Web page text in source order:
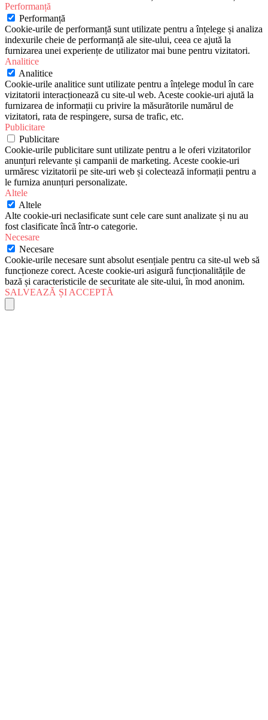
Performanță
Performanță
Cookie-urile de performanță sunt utilizate pentru a înțelege și analiza
indexurile cheie de performanță ale site-ului, ceea ce ajută la
furnizarea unei experiențe de utilizator mai bune pentru vizitatori.
Analitice
Analitice
Cookie-urile analitice sunt utilizate pentru a înțelege modul în care
vizitatorii interacționează cu site-ul web. Aceste cookie-uri ajută la
furnizarea de informații cu privire la măsurătorile numărul de
vizitatori, rata de respingere, sursa de trafic, etc.
Publicitare
Publicitare
Cookie-urile publicitare sunt utilizate pentru a le oferi vizitatorilor
anunțuri relevante și campanii de marketing. Aceste cookie-uri
urmăresc vizitatorii pe site-uri web și colectează informații pentru a
le furniza anunțuri personalizate.
Altele
Altele
Alte cookie-uri neclasificate sunt cele care sunt analizate și nu au
fost clasificate încă într-o categorie.
Necesare
Necesare
Cookie-urile necesare sunt absolut esențiale pentru ca site-ul web să
funcționeze corect. Aceste cookie-uri asigură funcționalitățile de
bază și caracteristicile de securitate ale site-ului, în mod anonim.
SALVEAZĂ ȘI ACCEPTĂ